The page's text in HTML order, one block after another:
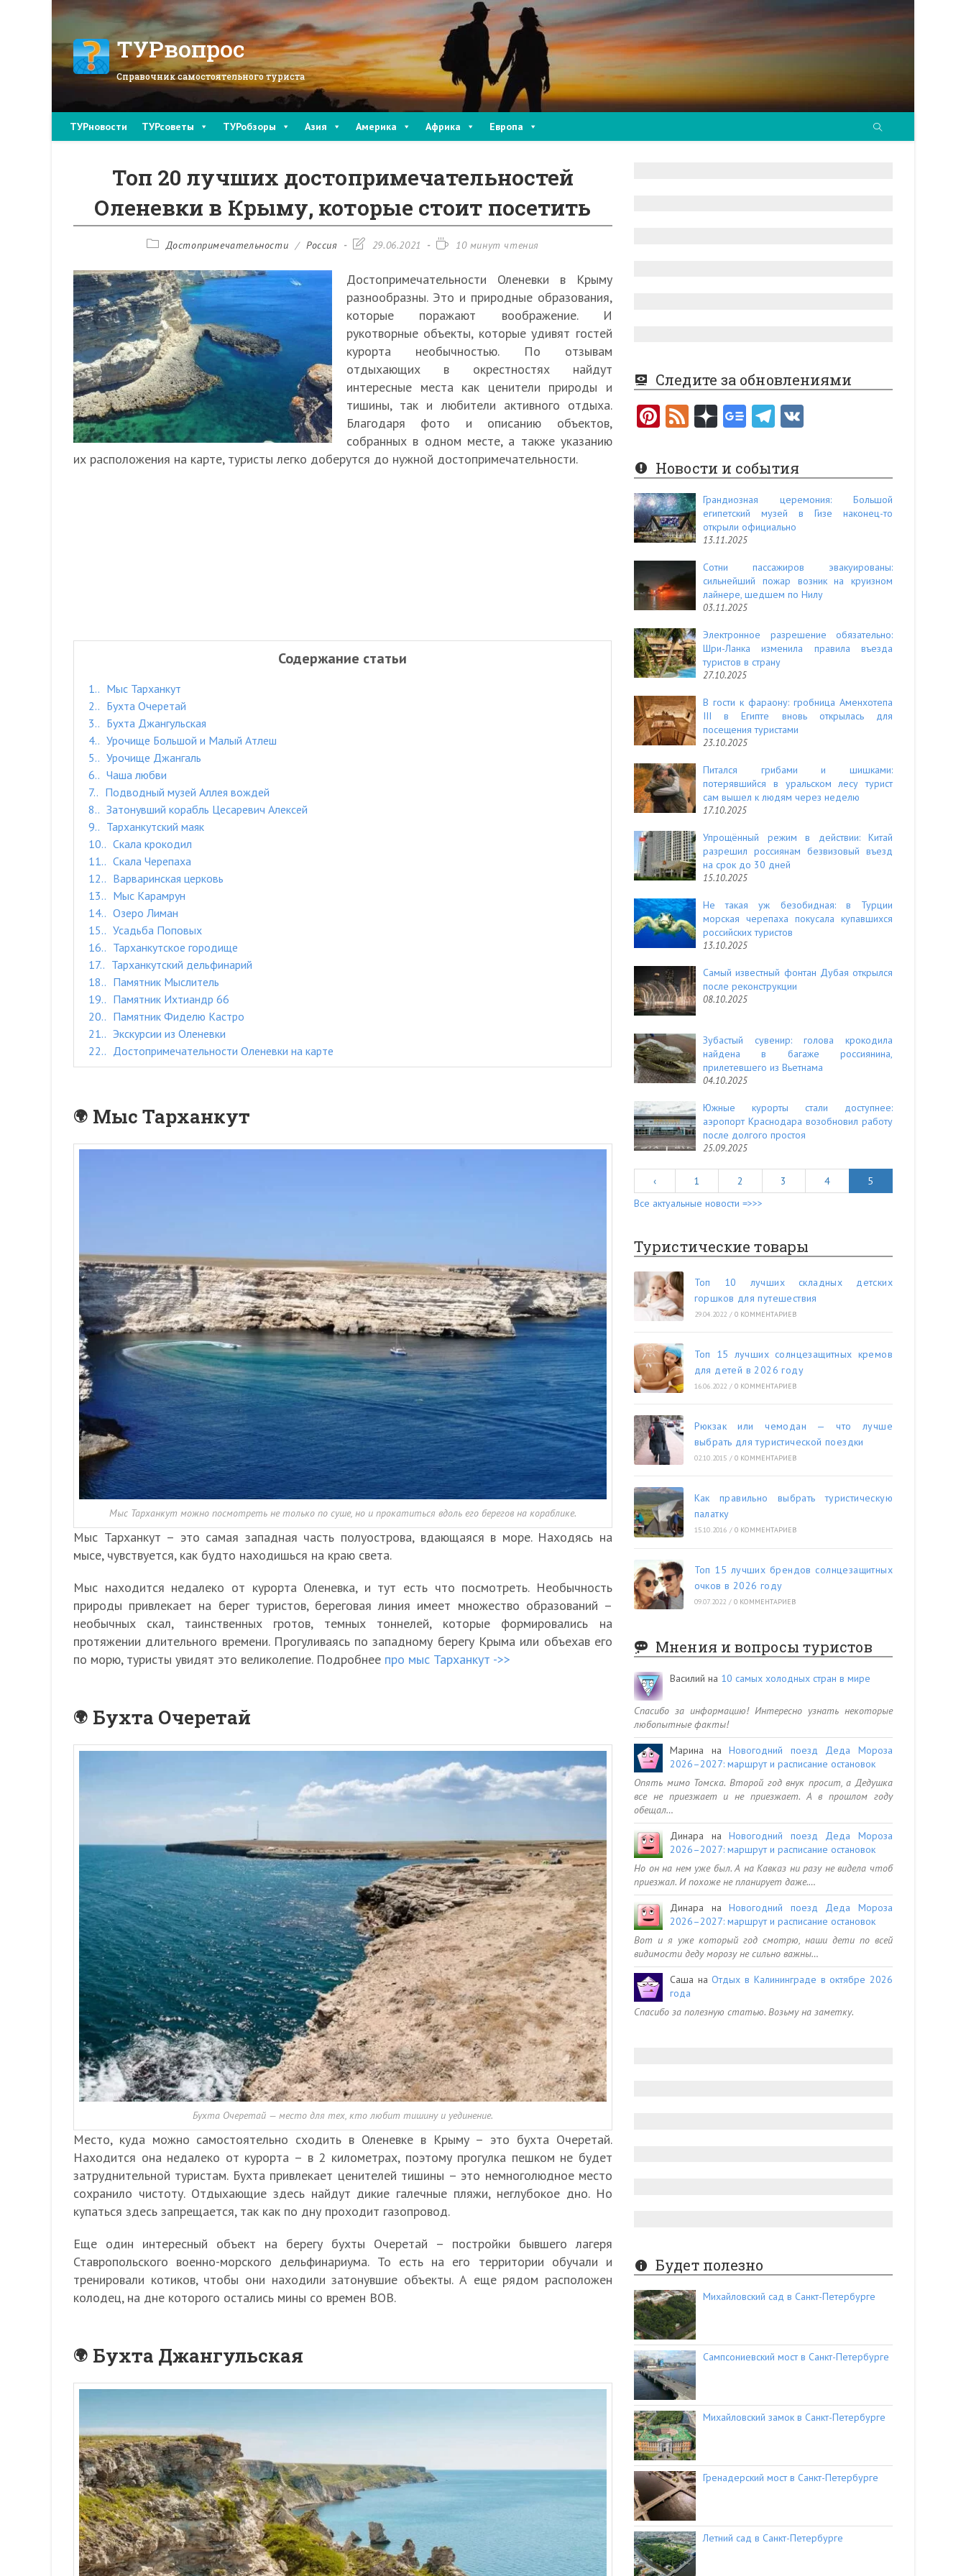
ТУРвопрос
Справочник самостоятельного туриста
ТУРновости ТУРсоветы ТУРобзоры Азия Америка Африка Европа
Топ 20 лучших достопримечательностей
Оленевки в Крыму, которые стоит посетить
РубрикаДостопримечательности / Россия
Запись29.06.2021
Время10 минут чтения
Достопримечательности Оленевки в Крыму
разнообразны. Это и природные образования,
которые поражают воображение. И
рукотворные объекты, которые удивят гостей
курорта необычностью. По отзывам
отдыхающих в окрестностях найдут
интересные места как ценители природы и
тишины, так и любители активного отдыха.
Благодаря фото и описанию объектов,
собранных в одном месте, а также указанию
их расположения на карте, туристы легко доберутся до нужной достопримечательности.
Содержание статьи
1.
Мыс Тарханкут
2.
Бухта Очеретай
3.
Бухта Джангульская
4.
Урочище Большой и Малый Атлеш
5.
Урочище Джангаль
6.
Чаша любви
7.
Подводный музей Аллея вождей
8.
Затонувший корабль Цесаревич Алексей
9.
Тарханкутский маяк
10.
Скала крокодил
11.
Скала Черепаха
12.
Варваринская церковь
13.
Мыс Карамрун
14.
Озеро Лиман
15.
Усадьба Поповых
16.
Тарханкутское городище
17.
Тарханкутский дельфинарий
18.
Памятник Мыслитель
19.
Памятник Ихтиандр 66
20.
Памятник Фиделю Кастро
21.
Экскурсии из Оленевки
22.
Достопримечательности Оленевки на карте
Мыс Тарханкут
Мыс Тарханкут можно посмотреть не только по суше, но и прокатиться вдоль его берегов на кораблике.
Мыс Тарханкут – это самая западная часть полуострова, вдающаяся в море. Находясь на
мысе, чувствуется, как будто находишься на краю света.
Мыс находится недалеко от курорта Оленевка, и тут есть что посмотреть. Необычность
природы привлекает на берег туристов, береговая линия имеет множество образований –
необычных скал, таинственных гротов, темных тоннелей, которые формировались на
протяжении длительного времени. Прогуливаясь по западному берегу Крыма или объехав его
по морю, туристы увидят это великолепие. Подробнее про мыс Тарханкут ->>
Бухта Очеретай
Бухта Очеретай — место для тех, кто любит тишину и уединение.
Место, куда можно самостоятельно сходить в Оленевке в Крыму – это бухта Очеретай.
Находится она недалеко от курорта – в 2 километрах, поэтому прогулка пешком не будет
затруднительной туристам. Бухта привлекает ценителей тишины – это немноголюдное место
сохранило чистоту. Отдыхающие здесь найдут дикие галечные пляжи, неглубокое дно. Но
купаться здесь запрещается, так как по дну проходит газопровод.
Еще один интересный объект на берегу бухты Очеретай – постройки бывшего лагеря
Ставропольского военно-морского дельфинариума. То есть на его территории обучали и
тренировали котиков, чтобы они находили затонувшие объекты. А еще рядом расположен
колодец, на дне которого остались мины со времен ВОВ.
Бухта Джангульская
Следите за обновлениями
Pi
er
es
t
F
e
d
Новости и события
Грандиозная церемония: Большой
египетский музей в Гизе наконец-то
открыли официально
13.11.2025
Сотни пассажиров эвакуированы:
сильнейший пожар возник на круизном
лайнере, шедшем по Нилу
03.11.2025
Электронное разрешение обязательно:
Шри-Ланка изменила правила въезда
туристов в страну
27.10.2025
В гости к фараону: гробница Аменхотепа
III в Египте вновь открылась для
посещения туристами
23.10.2025
Питался грибами и шишками:
потерявшийся в уральском лесу турист
сам вышел к людям через неделю
17.10.2025
Упрощённый режим в действии: Китай
разрешил россиянам безвизовый въезд
на срок до 30 дней
15.10.2025
Не такая уж безобидная: в Турции
морская черепаха покусала купавшихся
российских туристов
13.10.2025
Самый известный фонтан Дубая открылся
после реконструкции
08.10.2025
Зубастый сувенир: голова крокодила
найдена в багаже россиянина,
прилетевшего из Вьетнама
04.10.2025
Южные курорты стали доступнее:
аэропорт Краснодара возобновил работу
после долгого простоя
25.09.2025
‹ 1 2 3 4
5
Все актуальные новости =>>>
Туристические товары
Топ 10 лучших складных детских
горшков для путешествия
29.04.2022 / 0 КОММЕНТАРИЕВ
Топ 15 лучших солнцезащитных кремов
для детей в 2026 году
16.06.2022 / 0 КОММЕНТАРИЕВ
Рюкзак или чемодан — что лучше
выбрать для туристической поездки
02.10.2015 / 0 КОММЕНТАРИЕВ
Как правильно выбрать туристическую
палатку
15.10.2016 / 0 КОММЕНТАРИЕВ
Топ 15 лучших брендов солнцезащитных
очков в 2026 году
09.07.2022 / 0 КОММЕНТАРИЕВ
Мнения и вопросы туристов
Василий на 10 самых холодных стран в мире
Спасибо за информацию! Интересно узнать некоторые
любопытные факты!
Марина наНовогодний поезд Деда Мороза
2026–2027: маршрут и расписание остановок
Опять мимо Томска. Второй год внук просит, а Дедушка
все не приезжает и не приезжает. А в прошлом году
обещал…
Динара наНовогодний поезд Деда Мороза
2026–2027: маршрут и расписание остановок
Но он на нем уже был. А на Кавказ ни разу не видела чтоб
приезжал. И похоже не планирует даже.…
Динара наНовогодний поезд Деда Мороза
2026–2027: маршрут и расписание остановок
Вот и я уже который год смотрю, наши дети по всей
видимости деду морозу не сильно важны…
Саша наОтдых в Калининграде в октябре 2026
года
Спасибо за полезную статью. Возьму на заметку.
Будет полезно
Михайловский сад в Санкт-Петербурге
Сампсониевский мост в Санкт-Петербурге
Михайловский замок в Санкт-Петербурге
Гренадерский мост в Санкт-Петербурге
Летний сад в Санкт-Петербурге